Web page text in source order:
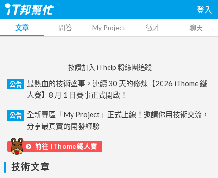
登入
文章 問答 My Project 徵才 聊天
按讚加入 iThelp 粉絲團追蹤
公告
最熱血的技術盛事，連續 30 天的修煉【2026 iThome 鐵
人賽】8 月 1 日賽事正式開啟！
公告
全新專區「My Project」正式上線！邀請你用技術交流，
分享最真實的開發經驗
前往 iThome鐵人賽
技術文章